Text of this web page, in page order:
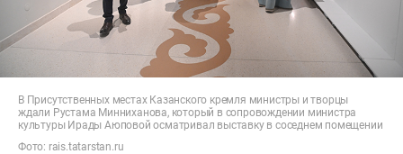
В Присутственных местах Казанского кремля министры и творцы
ждали Рустама Минниханова, который в сопровождении министра
культуры Ирады Аюповой осматривал выставку в соседнем помещении
Фото: rais.tatarstan.ru